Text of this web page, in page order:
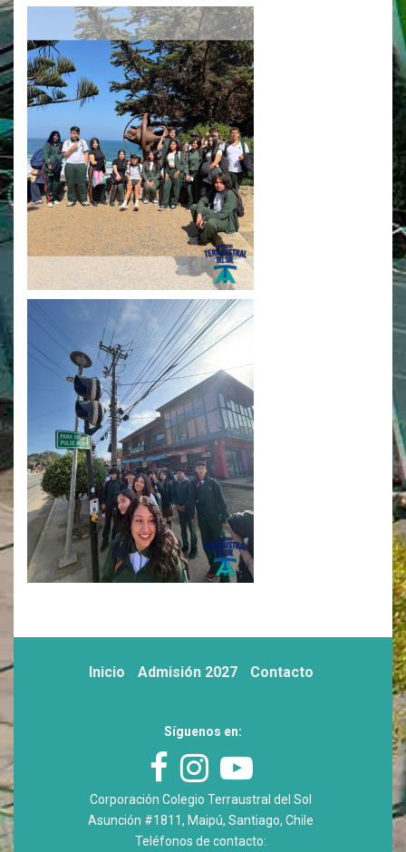
Inicio Admisión 2027 Contacto
Síguenos en:
Corporación Colegio Terraustral del Sol
Asunción #1811, Maipú, Santiago, Chile
Teléfonos de contacto: